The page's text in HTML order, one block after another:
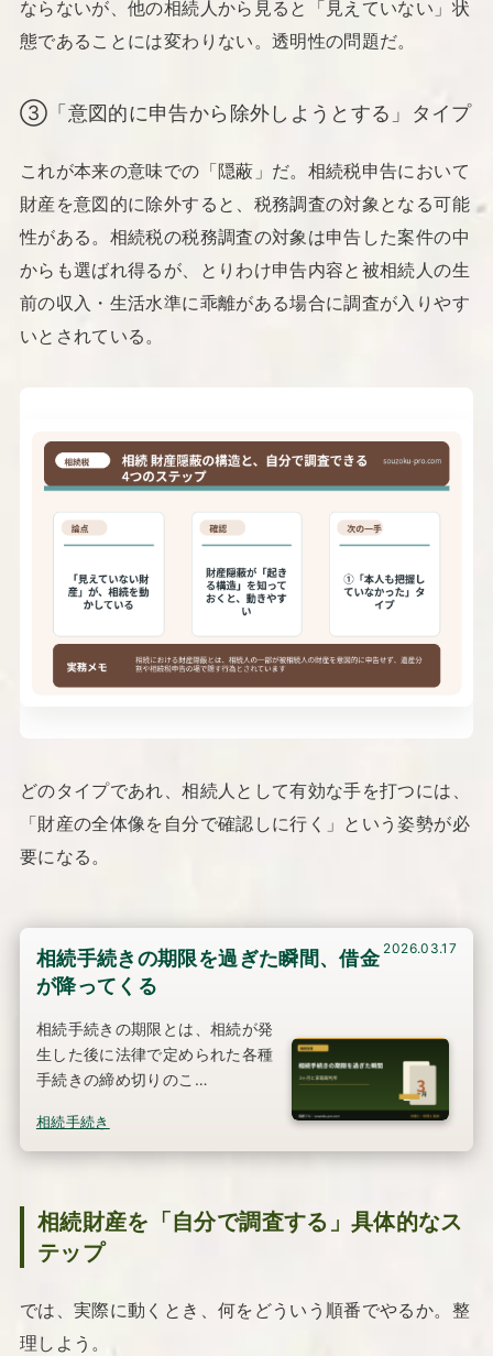
ならないが、他の相続人から見ると「見えていない」状
態であることには変わりない。透明性の問題だ。
③「意図的に申告から除外しようとする」タイプ
これが本来の意味での「隠蔽」だ。相続税申告において
財産を意図的に除外すると、税務調査の対象となる可能
性がある。相続税の税務調査の対象は申告した案件の中
からも選ばれ得るが、とりわけ申告内容と被相続人の生
前の収入・生活水準に乖離がある場合に調査が入りやす
いとされている。
どのタイプであれ、相続人として有効な手を打つには、
「財産の全体像を自分で確認しに行く」という姿勢が必
要になる。
相続手続きの期限を過ぎた瞬間、借金
が降ってくる
相続手続きの期限とは、相続が発
生した後に法律で定められた各種
手続きの締め切りのこ…
相続手続き
2026.03.17
相続財産を「自分で調査する」具体的なス
テップ
では、実際に動くとき、何をどういう順番でやるか。整
理しよう。